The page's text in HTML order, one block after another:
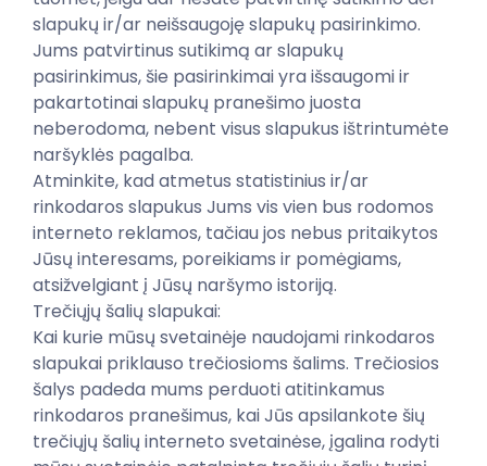
slapukų ir/ar neišsaugoję slapukų pasirinkimo.
Jums patvirtinus sutikimą ar slapukų
pasirinkimus, šie pasirinkimai yra išsaugomi ir
pakartotinai slapukų pranešimo juosta
neberodoma, nebent visus slapukus ištrintumėte
naršyklės pagalba.
Atminkite, kad atmetus statistinius ir/ar
rinkodaros slapukus Jums vis vien bus rodomos
interneto reklamos, tačiau jos nebus pritaikytos
Jūsų interesams, poreikiams ir pomėgiams,
atsižvelgiant į Jūsų naršymo istoriją.
Trečiųjų šalių slapukai:
Kai kurie mūsų svetainėje naudojami rinkodaros
slapukai priklauso trečiosioms šalims. Trečiosios
šalys padeda mums perduoti atitinkamus
rinkodaros pranešimus, kai Jūs apsilankote šių
trečiųjų šalių interneto svetainėse, įgalina rodyti